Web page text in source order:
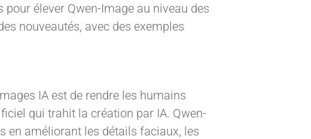
élever Qwen-Image au niveau des
nouveautés, avec des exemples
IA est de rendre les humains
qui trahit la création par IA. Qwen-
en améliorant les détails faciaux, les